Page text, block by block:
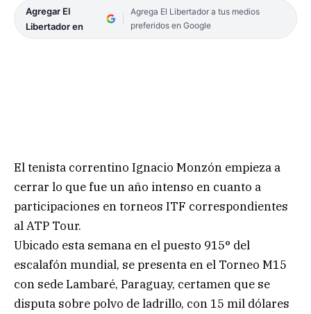
Agregar El
Libertador en
Agrega El Libertador a tus medios
preferidos en Google
El tenista correntino Ignacio Monzón empieza a
cerrar lo que fue un año intenso en cuanto a
participaciones en torneos ITF correspondientes
al ATP Tour.
Ubicado esta semana en el puesto 915° del
escalafón mundial, se presenta en el Torneo M15
con sede Lambaré, Paraguay, certamen que se
disputa sobre polvo de ladrillo, con 15 mil dólares